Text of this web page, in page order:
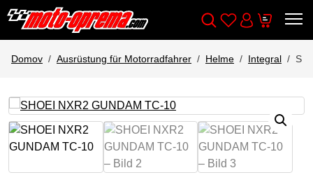
Wishlist
Cart
Domov Ausrüstung für Motorradfahrer Helme Integral